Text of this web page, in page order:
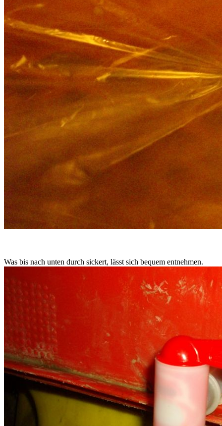
Was bis nach unten durch sickert, lässt sich bequem entnehmen.